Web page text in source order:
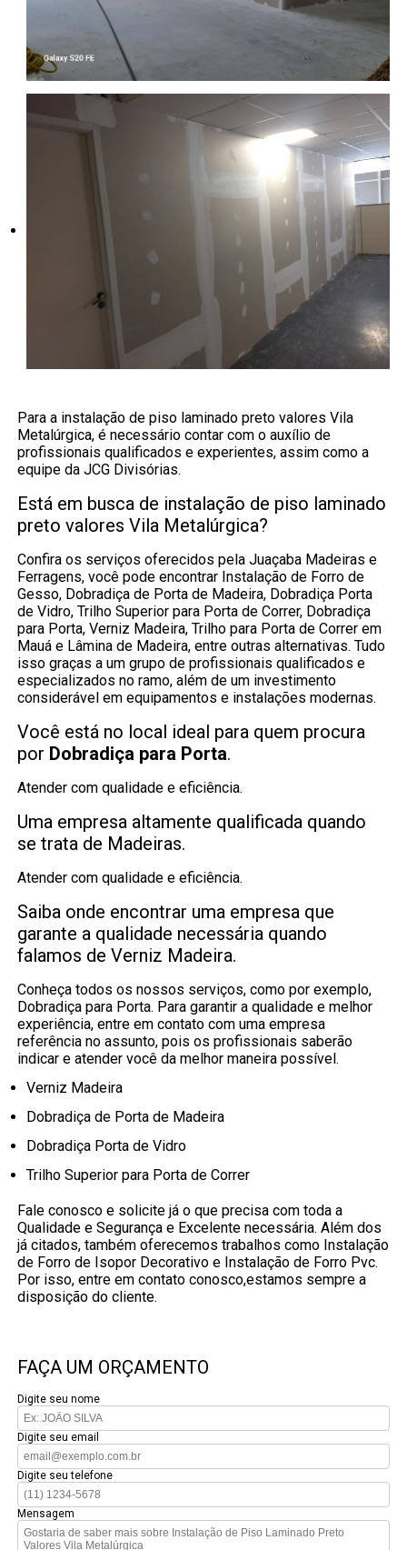
Para a instalação de piso laminado preto valores Vila
Metalúrgica, é necessário contar com o auxílio de
profissionais qualificados e experientes, assim como a
equipe da JCG Divisórias.
Está em busca de instalação de piso laminado
preto valores Vila Metalúrgica?
Confira os serviços oferecidos pela Juaçaba Madeiras e
Ferragens, você pode encontrar Instalação de Forro de
Gesso, Dobradiça de Porta de Madeira, Dobradiça Porta
de Vidro, Trilho Superior para Porta de Correr, Dobradiça
para Porta, Verniz Madeira, Trilho para Porta de Correr em
Mauá e Lâmina de Madeira, entre outras alternativas. Tudo
isso graças a um grupo de profissionais qualificados e
especializados no ramo, além de um investimento
considerável em equipamentos e instalações modernas.
Você está no local ideal para quem procura
por Dobradiça para Porta.
Atender com qualidade e eficiência.
Uma empresa altamente qualificada quando
se trata de Madeiras.
Atender com qualidade e eficiência.
Saiba onde encontrar uma empresa que
garante a qualidade necessária quando
falamos de Verniz Madeira.
Conheça todos os nossos serviços, como por exemplo,
Dobradiça para Porta. Para garantir a qualidade e melhor
experiência, entre em contato com uma empresa
referência no assunto, pois os profissionais saberão
indicar e atender você da melhor maneira possível.
Verniz Madeira
Dobradiça de Porta de Madeira
Dobradiça Porta de Vidro
Trilho Superior para Porta de Correr
Fale conosco e solicite já o que precisa com toda a
Qualidade e Segurança e Excelente necessária. Além dos
já citados, também oferecemos trabalhos como Instalação
de Forro de Isopor Decorativo e Instalação de Forro Pvc.
Por isso, entre em contato conosco,estamos sempre a
disposição do cliente.
FAÇA UM ORÇAMENTO
Digite seu nome
Digite seu email
Digite seu telefone
Mensagem